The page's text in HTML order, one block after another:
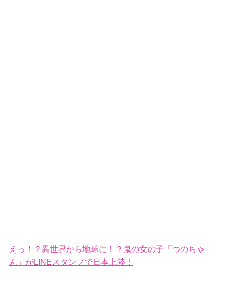
えっ！？異世界から地球に！？鬼の女の子「つのちゃ
ん」がLINEスタンプで日本上陸！